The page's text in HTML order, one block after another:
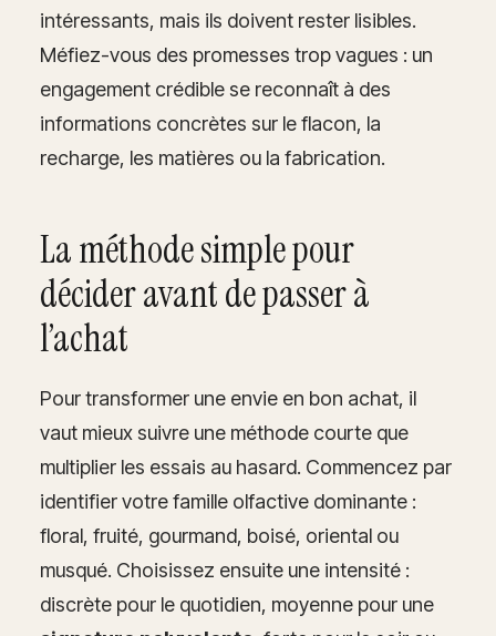
intéressants, mais ils doivent rester lisibles.
Méfiez-vous des promesses trop vagues : un
engagement crédible se reconnaît à des
informations concrètes sur le flacon, la
recharge, les matières ou la fabrication.
La méthode simple pour
décider avant de passer à
l’achat
Pour transformer une envie en bon achat, il
vaut mieux suivre une méthode courte que
multiplier les essais au hasard. Commencez par
identifier votre famille olfactive dominante :
floral, fruité, gourmand, boisé, oriental ou
musqué. Choisissez ensuite une intensité :
discrète pour le quotidien, moyenne pour une